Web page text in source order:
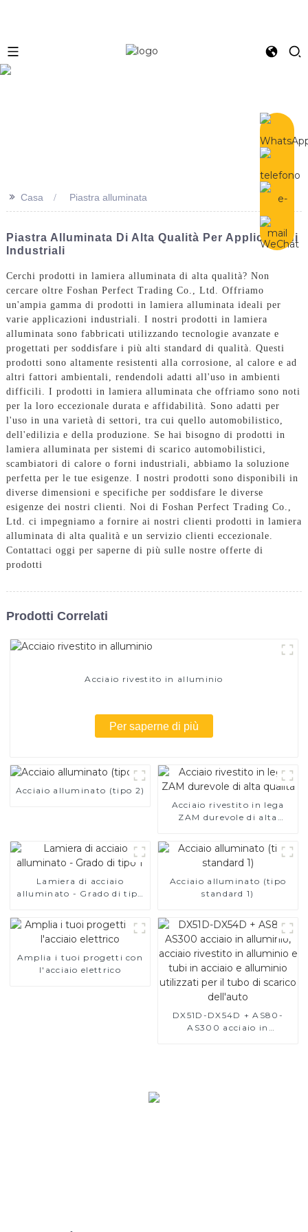
>> Casa Piastra alluminata
Piastra Alluminata Di Alta Qualità Per Applicazioni
Industriali
Cerchi prodotti in lamiera alluminata di alta qualità? Non
cercare oltre Foshan Perfect Trading Co., Ltd. Offriamo
un'ampia gamma di prodotti in lamiera alluminata ideali per
varie applicazioni industriali. I nostri prodotti in lamiera
alluminata sono fabbricati utilizzando tecnologie avanzate e
progettati per soddisfare i più alti standard di qualità. Questi
prodotti sono altamente resistenti alla corrosione, al calore e ad
altri fattori ambientali, rendendoli adatti all'uso in ambienti
difficili. I prodotti in lamiera alluminata che offriamo sono noti
per la loro eccezionale durata e affidabilità. Sono adatti per
l'uso in una varietà di settori, tra cui quello automobilistico,
dell'edilizia e della produzione. Se hai bisogno di prodotti in
lamiera alluminata per sistemi di scarico automobilistici,
scambiatori di calore o forni industriali, abbiamo la soluzione
perfetta per le tue esigenze. I nostri prodotti sono disponibili in
diverse dimensioni e specifiche per soddisfare le diverse
esigenze dei nostri clienti. Noi di Foshan Perfect Trading Co.,
Ltd. ci impegniamo a fornire ai nostri clienti prodotti in lamiera
alluminata di alta qualità e un servizio clienti eccezionale.
Contattaci oggi per saperne di più sulle nostre offerte di
prodotti
Prodotti Correlati
Acciaio rivestito in alluminio
Per saperne di più
Acciaio alluminato (tipo 2)
Acciaio rivestito in lega
ZAM durevole di alta
Lamiera di acciaio
alluminato - Grado di tipo
Acciaio alluminato (tipo
standard 1)
Amplia i tuoi progetti con
l'acciaio elettrico
DX51D-DX54D + AS80-
AS300 acciaio in